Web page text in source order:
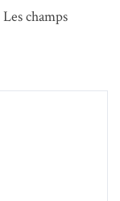
Les champs